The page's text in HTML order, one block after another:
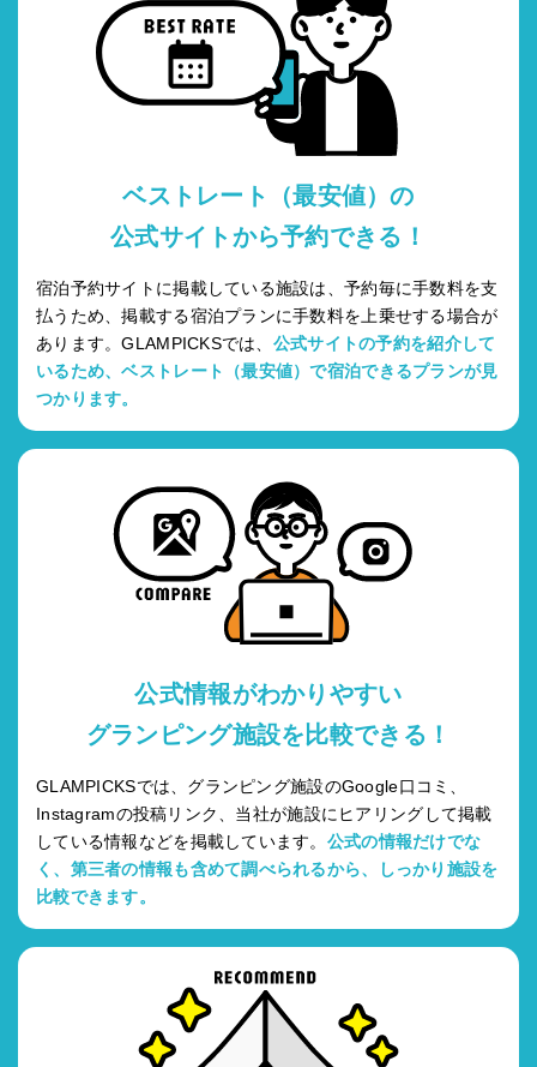
ベストレート（最安値）の
公式サイトから予約できる！
宿泊予約サイトに掲載している施設は、予約毎に手数料を支
払うため、掲載する宿泊プランに手数料を上乗せする場合が
あります。GLAMPICKSでは、 公式サイトの予約を紹介して
いるため、ベストレート（最安値）で宿泊できるプランが見
つかります。
公式情報がわかりやすい
グランピング施設を比較できる！
GLAMPICKSでは、グランピング施設のGoogle口コミ、
Instagramの投稿リンク、当社が施設にヒアリングして掲載
している情報などを掲載しています。 公式の情報だけでな
く、第三者の情報も含めて調べられるから、しっかり施設を
比較できます。